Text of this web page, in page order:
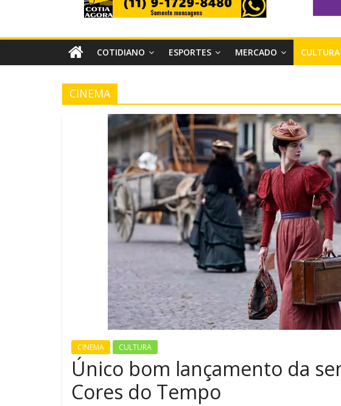
COTIDIANO ESPORTES MERCADO CULTURA
CINEMA
CINEMA CULTURA
Único bom lançamento da
Cores do Tempo